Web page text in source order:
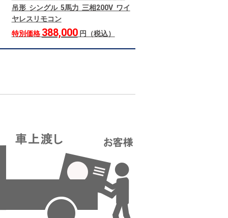
吊形 シングル 5馬力 三相200V ワイ
ヤレスリモコン
特別価格 388,000円（税込）